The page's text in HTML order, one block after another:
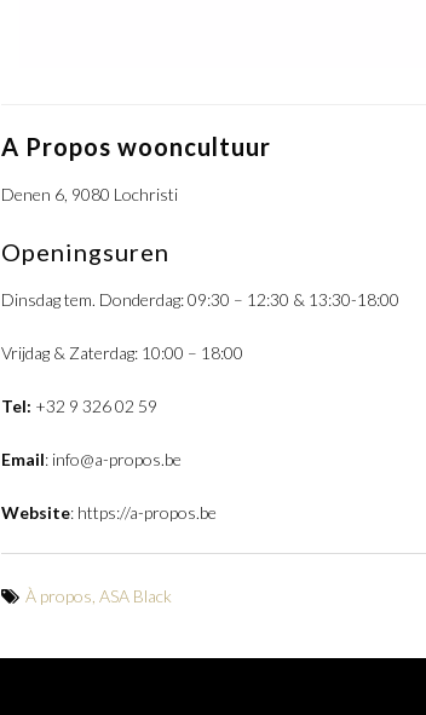
A Propos wooncultuur
Denen 6, 9080 Lochristi
Openingsuren
Dinsdag tem. Donderdag: 09:30 – 12:30 & 13:30-18:00
Vrijdag & Zaterdag: 10:00 – 18:00
Tel: +32 9 326 02 59
Email: info@a-propos.be
Website: https://a-propos.be
À propos ASA Black